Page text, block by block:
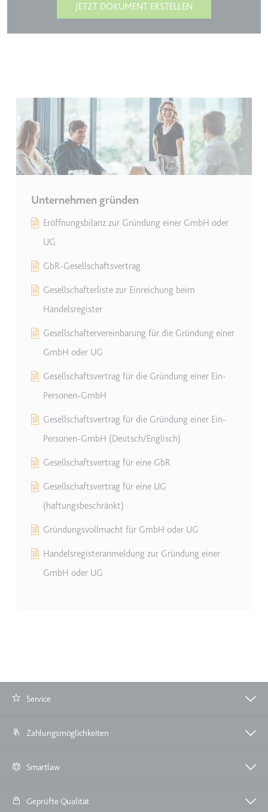
JETZT DOKUMENT ERSTELLEN
Unternehmen gründen
Eröffnungsbilanz zur Gründung einer GmbH oder
UG
GbR-Gesellschaftsvertrag
Gesellschafterliste zur Einreichung beim
Handelsregister
Gesellschaftervereinbarung für die Gründung einer
GmbH oder UG
Gesellschaftsvertrag für die Gründung einer Ein-
Personen-GmbH
Gesellschaftsvertrag für die Gründung einer Ein-
Personen-GmbH (Deutsch/Englisch)
Gesellschaftsvertrag für eine GbR
Gesellschaftsvertrag für eine UG
(haftungsbeschränkt)
Gründungsvollmacht für GmbH oder UG
Handelsregisteranmeldung zur Gründung einer
GmbH oder UG
Service
Zahlungsmöglichkeiten
Smartlaw
Geprüfte Qualität